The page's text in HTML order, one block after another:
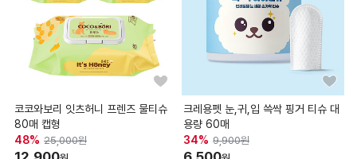
코코와보리 잇츠허니 프렌즈 물티슈
80매 캡형
48% 25,000원
크레용펫 눈,귀,입 쓱싹 핑거 티슈 대
용량 60매
34% 9,900원